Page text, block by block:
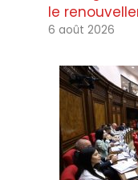
le
6 août 2026